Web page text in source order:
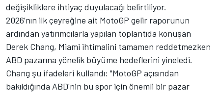
değişikliklere ihtiyaç duyulacağı belirtiliyor.
2026’nın ilk çeyreğine ait MotoGP gelir raporunun
ardından yatırımcılarla yapılan toplantıda konuşan
Derek Chang, Miami ihtimalini tamamen reddetmezken
ABD pazarına yönelik büyüme hedeflerini yineledi.
Chang şu ifadeleri kullandı: "MotoGP açısından
bakıldığında ABD'nin bu spor için önemli bir pazar